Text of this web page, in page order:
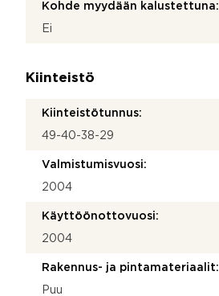
Kohde myydään kalustettuna:
Ei
Kiinteistö
Kiinteistötunnus:
49-40-38-29
Valmistumisvuosi:
2004
Käyttöönottovuosi:
2004
Rakennus- ja pintamateriaalit:
Puu